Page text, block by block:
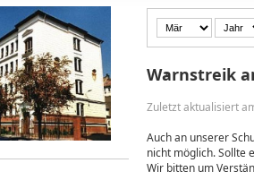
Warnstreik
Zuletzt aktualisiert
Auch an unserer
nicht möglich. Sollte
Wir bitten um